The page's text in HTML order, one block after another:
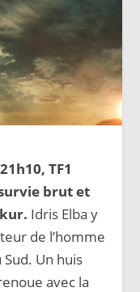
TF1
brut et
Idris Elba y
de l’homme
Un huis
avec la